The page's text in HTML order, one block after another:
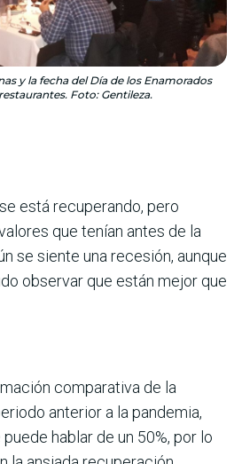
y la fecha del Día de los Enamorados
Foto: Gentileza.
está recuperando, pero
que tenían antes de la
se siente una recesión, aunque
observar que están mejor que
comparativa de la
anterior a la pandemia,
hablar de un 50%, por lo